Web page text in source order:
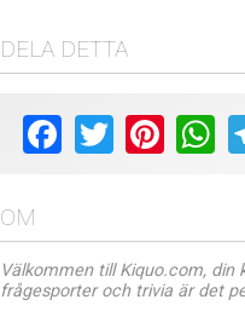
DELA DETTA
Facebook
TwitterPinterest
OM
Välkommen till Kiquo.com, din
frågesporter och trivia är det